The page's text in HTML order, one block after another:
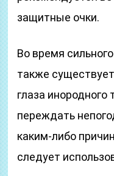
защитные очки.
Во время
также
глаза инородного
переждать
каким-либо
следует